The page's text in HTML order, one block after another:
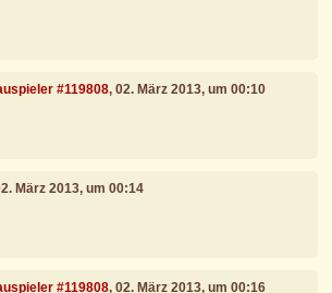
#119808, 02. März 2013, um 00:10
März 2013, um 00:14
#119808, 02. März 2013, um 00:16